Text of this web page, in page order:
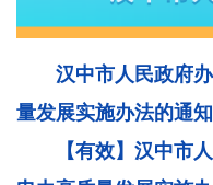
汉中市人民政府
量发展实施办法的通知
【有效】汉中市